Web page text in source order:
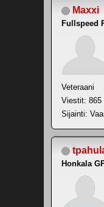
Maxxi
Fullspeed
Veteraani
Viestit: 865
Sijainti:
Honkala